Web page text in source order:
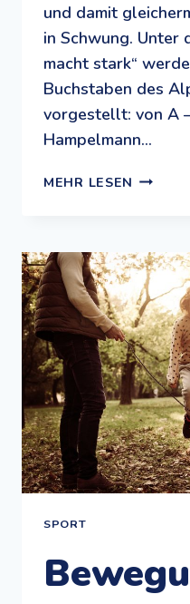
und damit
in Schwung. Unter
macht stark“
Buchstaben des
vorgestellt: von A
Hampelmann…
MEHR LESEN KINDER
ABC
SPORT